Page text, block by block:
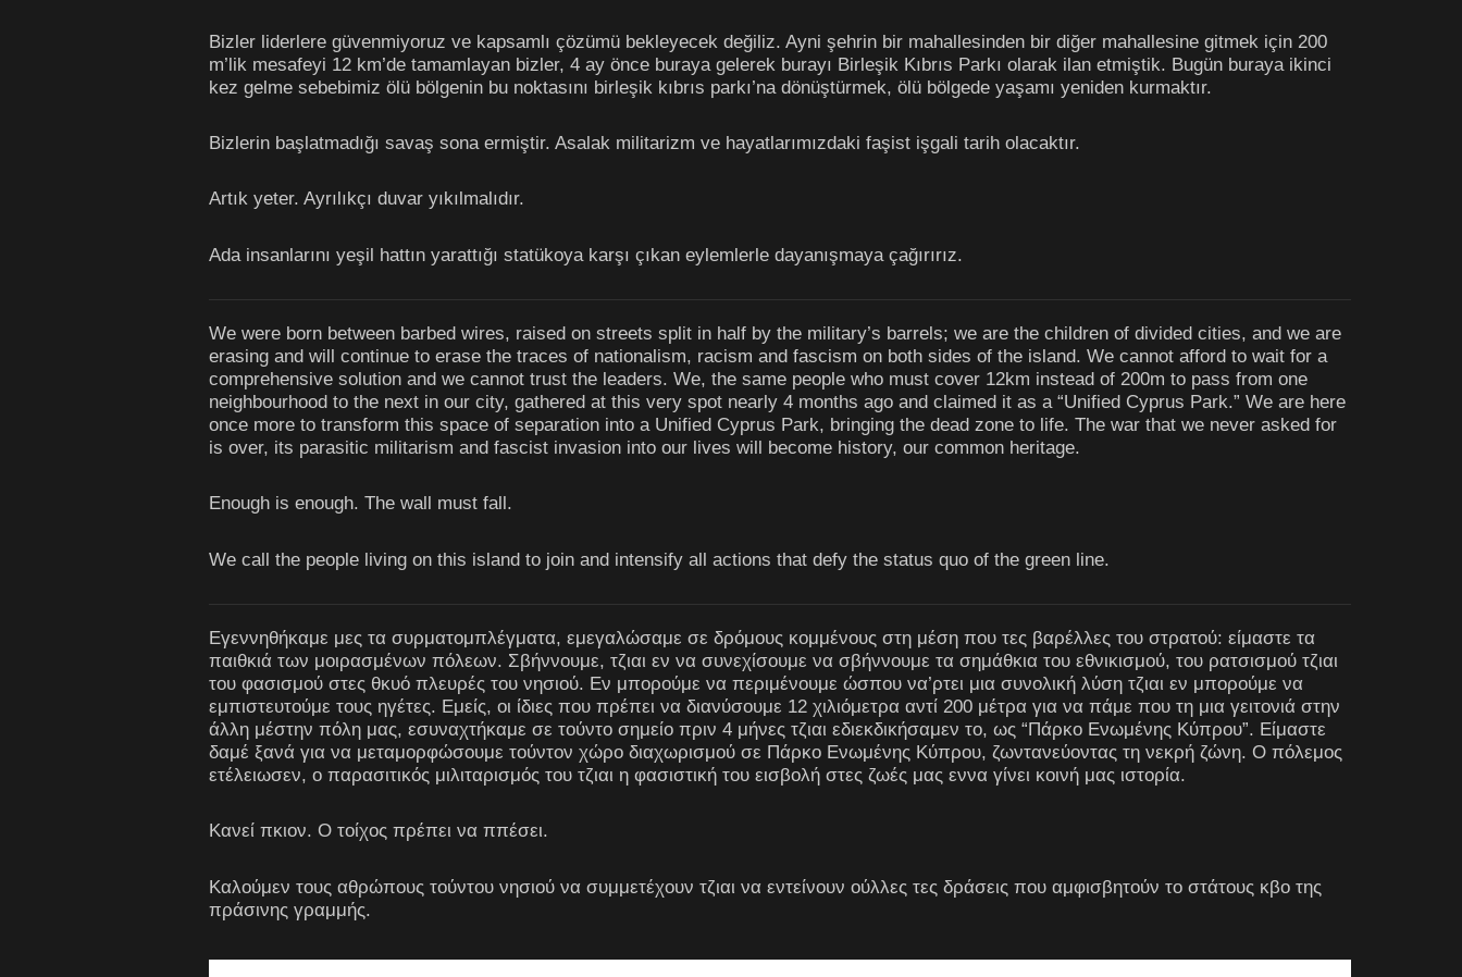
Bizler liderlere güvenmiyoruz ve kapsamlı çözümü bekleyecek değiliz. Ayni şehrin bir mahallesinden bir diğer mahallesine gitmek için 200
m’lik mesafeyi 12 km’de tamamlayan bizler, 4 ay önce buraya gelerek burayı Birleşik Kıbrıs Parkı olarak ilan etmiştik. Bugün buraya ikinci
kez gelme sebebimiz ölü bölgenin bu noktasını birleşik kıbrıs parkı’na dönüştürmek, ölü bölgede yaşamı yeniden kurmaktır.
Bizlerin başlatmadığı savaş sona ermiştir. Asalak militarizm ve hayatlarımızdaki faşist işgali tarih olacaktır.
Artık yeter. Ayrılıkçı duvar yıkılmalıdır.
Ada insanlarını yeşil hattın yarattığı statükoya karşı çıkan eylemlerle dayanışmaya çağırırız.
We were born between barbed wires, raised on streets split in half by the military’s barrels; we are the children of divided cities, and we are
erasing and will continue to erase the traces of nationalism, racism and fascism on both sides of the island. We cannot afford to wait for a
comprehensive solution and we cannot trust the leaders. We, the same people who must cover 12km instead of 200m to pass from one
neighbourhood to the next in our city, gathered at this very spot nearly 4 months ago and claimed it as a “Unified Cyprus Park.” We are here
once more to transform this space of separation into a Unified Cyprus Park, bringing the dead zone to life. The war that we never asked for
is over, its parasitic militarism and fascist invasion into our lives will become history, our common heritage.
Enough is enough. The wall must fall.
We call the people living on this island to join and intensify all actions that defy the status quo of the green line.
Εγεννηθήκαμε μες τα συρματομπλέγματα, εμεγαλώσαμε σε δρόμους κομμένους στη μέση που τες βαρέλλες του στρατού: είμαστε τα
παιθκιά των μοιρασμένων πόλεων. Σβήννουμε, τζιαι εν να συνεχίσουμε να σβήννουμε τα σημάθκια του εθνικισμού, του ρατσισμού τζιαι
του φασισμού στες θκυό πλευρές του νησιού. Εν μπορούμε να περιμένουμε ώσπου να’ρτει μια συνολική λύση τζιαι εν μπορούμε να
εμπιστευτούμε τους ηγέτες. Εμείς, οι ίδιες που πρέπει να διανύσουμε 12 χιλιόμετρα αντί 200 μέτρα για να πάμε που τη μια γειτονιά στην
άλλη μέστην πόλη μας, εσυναχτήκαμε σε τούντο σημείο πριν 4 μήνες τζιαι εδιεκδικήσαμεν το, ως “Πάρκο Ενωμένης Κύπρου”. Είμαστε
δαμέ ξανά για να μεταμορφώσουμε τούντον χώρο διαχωρισμού σε Πάρκο Ενωμένης Κύπρου, ζωντανεύοντας τη νεκρή ζώνη. Ο πόλεμος
ετέλειωσεν, ο παρασιτικός μιλιταρισμός του τζιαι η φασιστική του εισβολή στες ζωές μας εννα γίνει κοινή μας ιστορία.
Κανεί πκιον. Ο τοίχος πρέπει να ππέσει.
Καλούμεν τους αθρώπους τούντου νησιού να συμμετέχουν τζιαι να εντείνουν ούλλες τες δράσεις που αμφισβητούν το στάτους κβο της
πράσινης γραμμής.